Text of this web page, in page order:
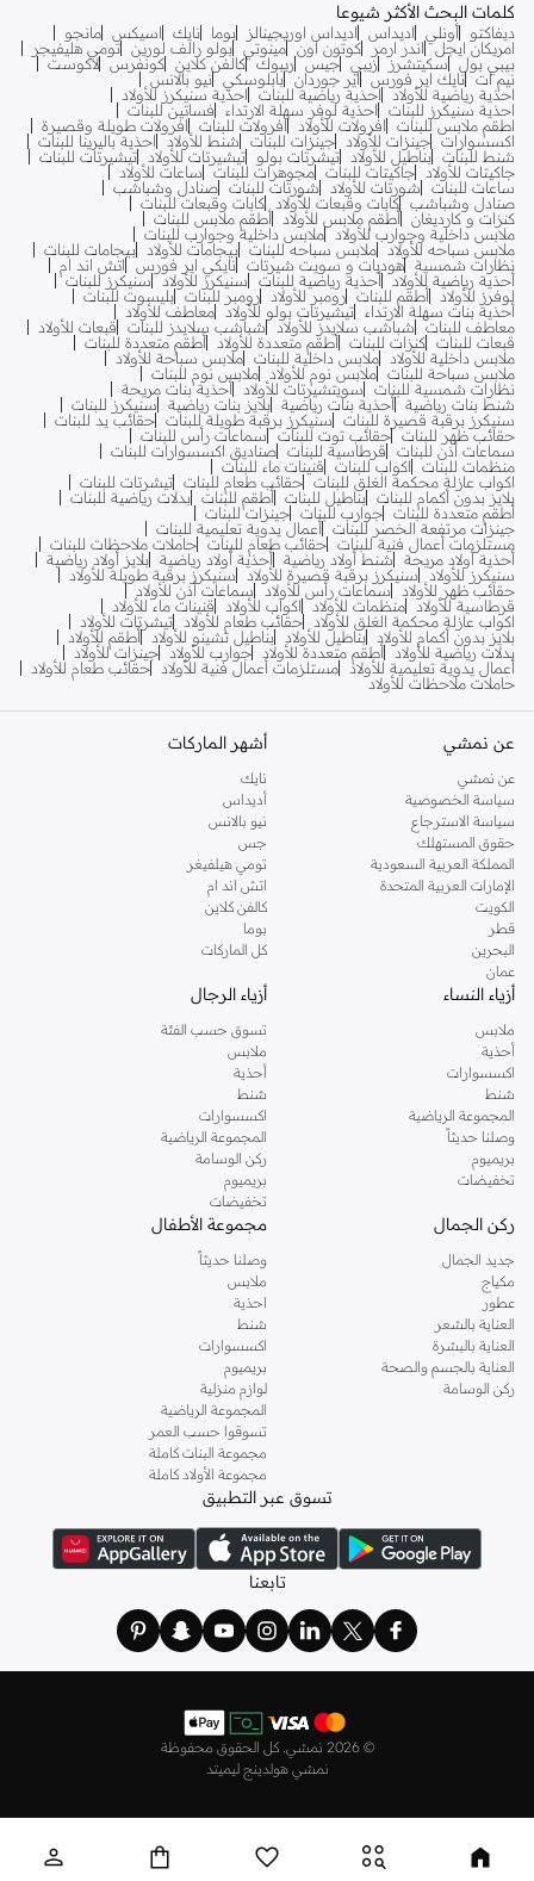
كلمات البحث الأكثر شيوعا
ديفاكتو أونلي اديداس اديداس اوريجينالز بوما نايك اسيكس مانجو
امريكان ايجل
اندر ارمر كوتون اون مينوتي بولو رالف لورين تومي هليفيجر
بيبي بول
سكيتشرز زيبي جيس ريبوك كالفن كلاين كونفرس لاكوست
نيم ات نايك اير فورس اير جوردان بابلوسكي نيو بالانس
احذية رياضية للأولاد
احذية رياضية للبنات
احذية سنيكرز للأولاد
احذية سنيكرز للبنات
احذية لوفر سهلة الارتداء
فساتين للبنات
اطقم ملابس للبنات
افرولات للأولاد افرولات للبنات
افرولات طويلة وقصيرة
اكسسوارات جينزات للأولاد جينزات للبنات شنط للأولاد
احذية باليرينا للبنات
شنط للبنات بناطيل للأولاد تيشرتات بولو تيشيرتات للأولاد تيشيرتات للبنات
جاكيتات للأولاد جاكيتات للبنات مجوهرات للبنات
ساعات للأولاد
ساعات للبنات
شورتات للأولاد شورتات للبنات صنادل وشباشب
صنادل وشباشب كابات وقبعات للأولاد كابات وقبعات للبنات
كنزات و كارديغان أطقم ملابس للأولاد أطقم ملابس للبنات
ملابس داخلية وجوارب للأولاد ملابس داخلية وجوارب للبنات
ملابس سباحه للأولاد ملابس سباحه للبنات بيجامات للأولاد بيجامات للبنات
نظارات شمسية هوديات و سويت شيرتات نايكي اير فورس
اتش اند ام
أحذية رياضية للأولاد أحذية رياضية للبنات سنيكرز للأولاد
سنيكرز للبنات
لوفرز للأولاد أطقم للبنات رومبر للأولاد رومبر للبنات بليسوت للبنات
أحذية بنات سهلة الارتداء تيشيرتات بولو للأولاد معاطف للأولاد
معاطف للبنات
شباشب سلايدز للأولاد شباشب سلايدز للبنات
قبعات للأولاد
قبعات للبنات كنزات للبنات أطقم متعددة للأولاد أطقم متعددة للبنات
ملابس داخلية للأولاد ملابس داخلية للبنات ملابس سباحة للأولاد
ملابس سباحة للبنات ملابس نوم للأولاد ملابس نوم للبنات
نظارات شمسية للبنات
سويتشيرتات للأولاد أحذية بنات مريحة
شنط بنات رياضية أحذية بنات رياضية بلايز بنات رياضية
سنيكرز للبنات
سنيكرز برقبة قصيرة للبنات
سنيكرز برقبة طويلة للبنات حقائب يد للبنات
حقائب ظهر للبنات حقائب توت للبنات
سماعات رأس للبنات
سماعات أذن للبنات
قرطاسية للبنات صناديق اكسسوارات للبنات
منظمات للبنات
اكواب للبنات
قنينات ماء للبنات
اكواب عازلة محكمة الغلق للبنات حقائب طعام للبنات تيشرتات للبنات
بلايز بدون أكمام للبنات بناطيل للبنات أطقم للبنات بدلات رياضية للبنات
أطقم متعددة للبنات جوارب للبنات جينزات للبنات
جينزات مرتفعة الخصر للبنات أعمال يدوية تعليمية للبنات
مستلزمات أعمال فنية للبنات حقائب طعام للبنات حاملات ملاحظات للبنات
أحذية أولاد مريحة
شنط أولاد رياضية أحذية أولاد رياضية بلايز أولاد رياضية
سنيكرز للأولاد
سنيكرز برقبة قصيرة للأولاد
سنيكرز برقبة طويلة للأولاد
حقائب ظهر للأولاد
سماعات رأس للأولاد
سماعات أذن للأولاد
قرطاسية للأولاد منظمات للأولاد اكواب للأولاد
قنينات ماء للأولاد
اكواب عازلة محكمة الغلق للأولاد حقائب طعام للأولاد تيشرتات للأولاد
بلايز بدون أكمام للأولاد بناطيل للأولاد بناطيل تشينو للأولاد أطقم للأولاد
بدلات رياضية للأولاد أطقم متعددة للأولاد جوارب للأولاد جينزات للأولاد
أعمال يدوية تعليمية للأولاد مستلزمات أعمال فنية للأولاد حقائب طعام للأولاد
حاملات ملاحظات للأولاد
عن نمشي
عن نمشي
سياسة الخصوصية
سياسة الاسترجاع
حقوق المستهلك
المملكة العربية السعودية
الإمارات العربية المتحدة
الكويت
قطر
البحرين
عمان
أشهر الماركات
نايك
أديداس
نيو بالانس
جس
تومي هيلفيغر
اتش اند ام
كالفن كلاين
بوما
كل الماركات
أزياء النساء
ملابس
أحذية
اكسسوارات
شنط
المجموعة الرياضية
وصلنا حديثاً
بريميوم
تخفيضات
أزياء الرجال
تسوق حسب الفئة
ملابس
أحذية
شنط
اكسسوارات
المجموعة الرياضية
ركن الوسامة
بريميوم
تخفيضات
ركن الجمال
جديد الجمال
مكياج
عطور
العناية بالشعر
العناية بالبشرة
العناية بالجسم والصحة
ركن الوسامة
مجموعة الأطفال
وصلنا حديثاً
ملابس
احذية
شنط
اكسسوارات
بريميوم
لوازم منزلية
المجموعة الرياضية
تسوقوا حسب العمر
مجموعة البنات كاملة
مجموعة الأولاد كاملة
تسوق عبر التطبيق
تابعنا
© 2026 نمشي. كل الحقوق محفوظة
نمشي هولدينج ليميتد